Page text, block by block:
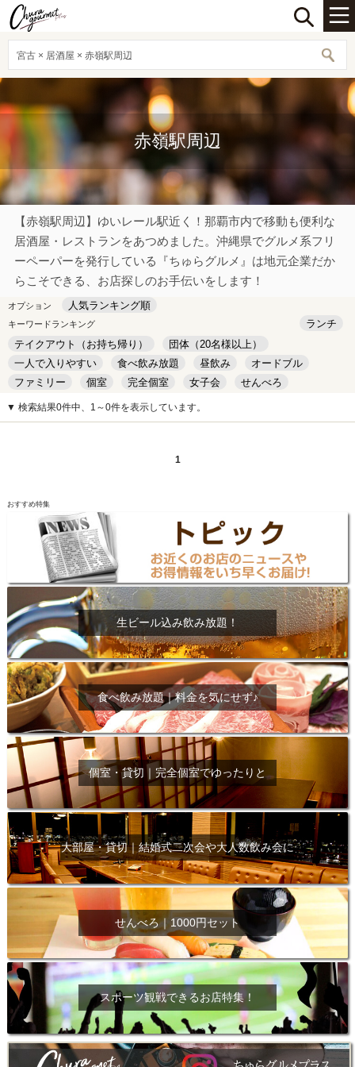
宮古 × 居酒屋 × 赤嶺駅周辺
赤嶺駅周辺
【赤嶺駅周辺】ゆいレール駅近く！那覇市内で移動も便利な
居酒屋・レストランをあつめました。沖縄県でグルメ系フリ
ーペーパーを発行している『ちゅらグルメ』は地元企業だか
らこそできる、お店探しのお手伝いをします！
オプション 人気ランキング順
キーワードランキング
ランチ
テイクアウト（お持ち帰り）
団体（20名様以上）
一人で入りやすい
食べ飲み放題 昼飲み
オードブル
ファミリー
個室 完全個室 女子会
せんべろ
キッズルーム
安い デート
▼ 検索結果0件中、1～0件を表示しています。
1
おすすめ特集
生ビール込み飲み放題！
食べ飲み放題｜料金を気にせず♪
個室・貸切｜完全個室でゆったりと
大部屋・貸切｜結婚式二次会や大人数飲み会に
せんべろ｜1000円セット
スポーツ観戦できるお店特集！